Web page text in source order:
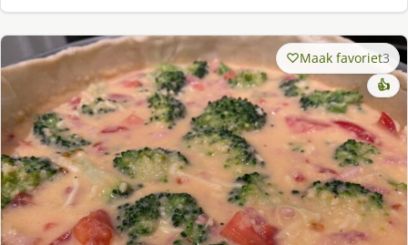
Maak favoriet3
👍